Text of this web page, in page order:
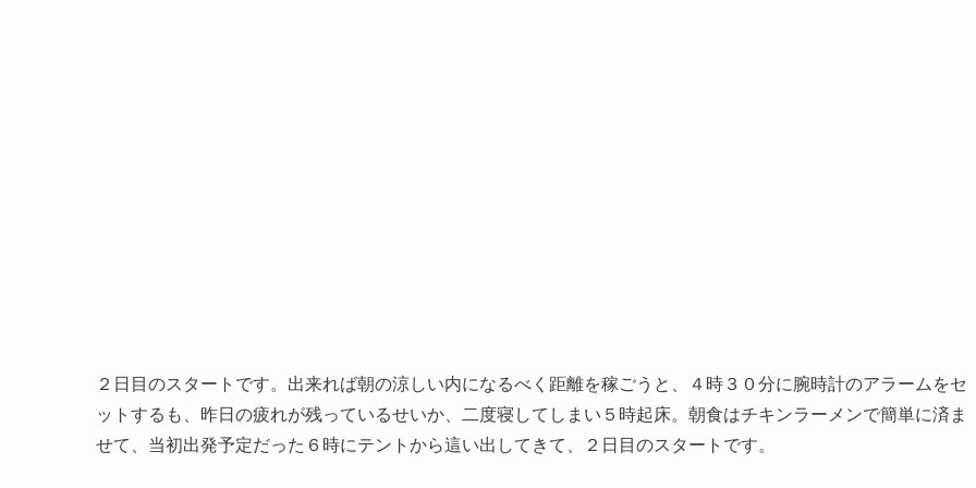
２日目のスタートです。出来れば朝の涼しい内になるべく距離を稼ごうと、４時３０分に腕時計のアラームをセ
ットするも、昨日の疲れが残っているせいか、二度寝してしまい５時起床。朝食はチキンラーメンで簡単に済ま
せて、当初出発予定だった６時にテントから這い出してきて、２日目のスタートです。